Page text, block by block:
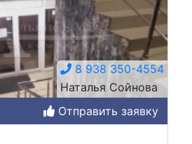
8 938 350-4554
Наталья Сойнова
Отправить заявку